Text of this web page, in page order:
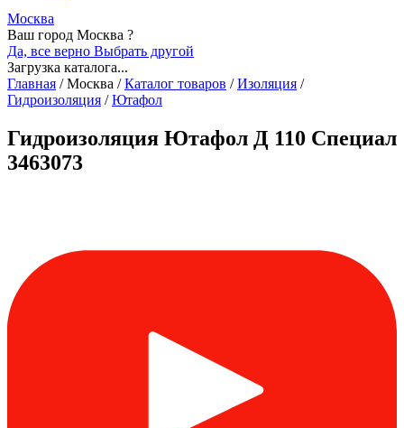
Москва
Ваш город Москва ?
Да, все верно Выбрать другой
Загрузка каталога...
Главная /Москва / Каталог товаров / Изоляция /
Гидроизоляция / Ютафол
Гидроизоляция Ютафол Д 110 Специал
3463073